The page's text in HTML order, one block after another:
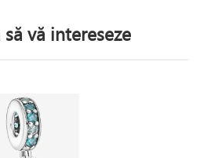
vă intereseze